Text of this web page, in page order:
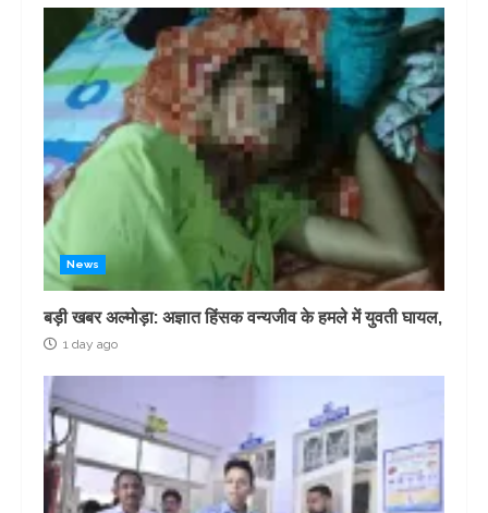
News
बड़ी खबर अल्मोड़ा: अज्ञात हिंसक वन्यजीव के हमले में युवती घायल,
1 day ago